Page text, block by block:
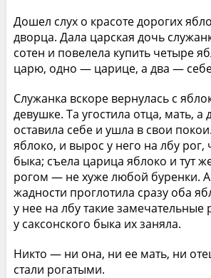
Дошел слух о красоте дорогих
дворца. Дала царская дочь
сотен и повелела купить четыре
царю, одно — царице, а два —
Служанка вскоре вернулась с
девушке. Та угостила отца, мать, а
оставила себе и ушла в свои
яблоко, и вырос у него на лбу рог,
быка; съела царица яблоко и тут
рогом — не хуже любой буренки.
жадности проглотила сразу оба
у нее на лбу такие замечательные
у саксонского быка их заняла.
Никто — ни она, ни ее мать, ни
стали рогатыми.